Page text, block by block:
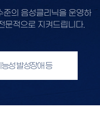
준의 음성클리닉을 운영하
문적으로 지켜드립니다.
성 발성장애 등